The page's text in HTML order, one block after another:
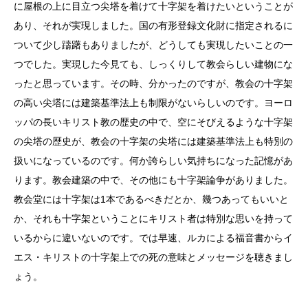
に屋根の上に目立つ尖塔を着けて十字架を着けたいということが
あり、それが実現しました。国の有形登録文化財に指定されるに
ついて少し躊躇もありましたが、どうしても実現したいことの一
つでした。実現した今見ても、しっくりして教会らしい建物にな
ったと思っています。その時、分かったのですが、教会の十字架
の高い尖塔には建築基準法上も制限がないらしいのです。ヨーロ
ッパの長いキリスト教の歴史の中で、空にそびえるような十字架
の尖塔の歴史が、教会の十字架の尖塔には建築基準法上も特別の
扱いになっているのです。何か誇らしい気持ちになった記憶があ
ります。教会建築の中で、その他にも十字架論争がありました。
教会堂には十字架は1本であるべきだとか、幾つあってもいいと
か、それも十字架ということにキリスト者は特別な思いを持って
いるからに違いないのです。では早速、ルカによる福音書からイ
エス・キリストの十字架上での死の意味とメッセージを聴きまし
ょう。